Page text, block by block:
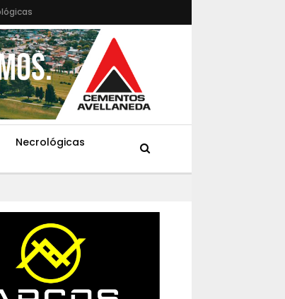
Necrológicas